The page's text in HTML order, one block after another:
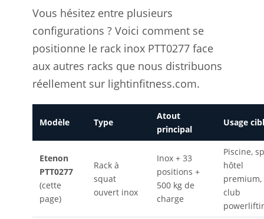
Vous hésitez entre plusieurs
configurations ? Voici comment se
positionne le rack inox PTT0277 face
aux autres racks que nous distribuons
réellement sur lightinfitness.com.
Modèle Type
Atout
principal
Usage
Etenon
PTT0277
(cette
page)
Rack à
squat
ouvert inox
Inox + 33
positions +
500 kg de
charge
Piscine,
hôtel
premium,
club